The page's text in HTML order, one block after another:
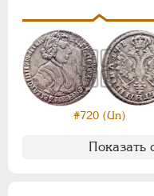
#720 (Un)
Показать
АЛЕКСАНДР I
1801-
НИКОЛАЙ I 1826-
АЛЕКСАНДР II 1855-
АЛЕКСАНДР III 1881-
НИКОЛАЙ II 1894-
ВРЕМЕННОЕ ПРАВ.